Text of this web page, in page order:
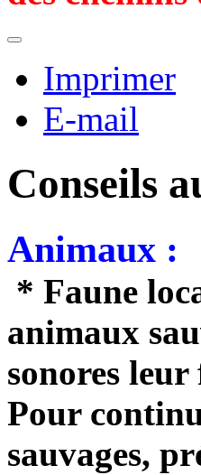
Imprimer
E-mail
Conseils
Animaux :
* Faune
animaux
sonores
Pour
sauvages,